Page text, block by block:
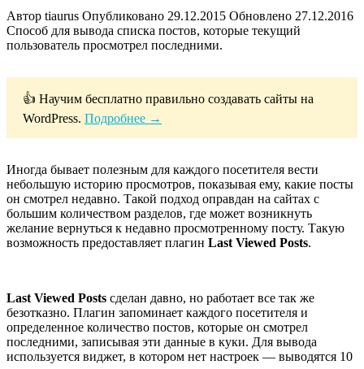
Автор tiaurus Опубликовано 29.12.2015 Обновлено 27.12.2016
Способ для вывода списка постов, которые текущий
пользователь просмотрел последними.
👍 Научим бесплатно правильно создавать сайты на
WordPress. Подробнее →
Иногда бывает полезным для каждого посетителя вести
небольшую историю просмотров, показывая ему, какие посты
он смотрел недавно. Такой подход оправдан на сайтах с
большим количеством разделов, где может возникнуть
желание вернуться к недавно просмотренному посту. Такую
возможность предоставляет плагин Last Viewed Posts.
Last Viewed Posts сделан давно, но работает все так же
безотказно. Плагин запоминает каждого посетителя и
определенное количество постов, которые он смотрел
последними, записывая эти данные в куки. Для вывода
используется виджет, в котором нет настроек — выводятся 10